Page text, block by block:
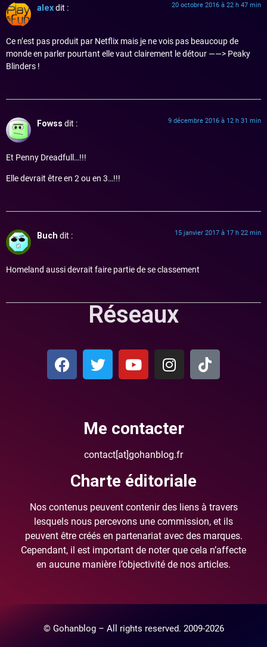
alexdit : 20 octobre 2016 à 22 h 47 min
Ce n’est pas produit par Netflix mais je ne vois pas beaucoup de
monde en parler pourtant elle vaut clairement le détour ——> Peaky
Blinders !
Fowss dit : 9 décembre 2016 à 12 h 31 min
Et Penny Dreadfull…!!!
Elle devrait être en 2 ou en 3…!!!
Buch dit : 15 janvier 2017 à 17 h 22 min
Homeland aussi devrait faire partie de se classement
Réseaux
Me contacter
contact[at]gohanblog.fr
Charte éditoriale
Nos contenus peuvent contenir des liens à travers
lesquels nous percevons une commission, et ils
peuvent être créés en partenariat avec des marques.
Cependant, il est important de noter que cela n’affecte
en aucune manière l’objectivité de nos articles.
© Gohanblog – All rights reserved. 2009-2026